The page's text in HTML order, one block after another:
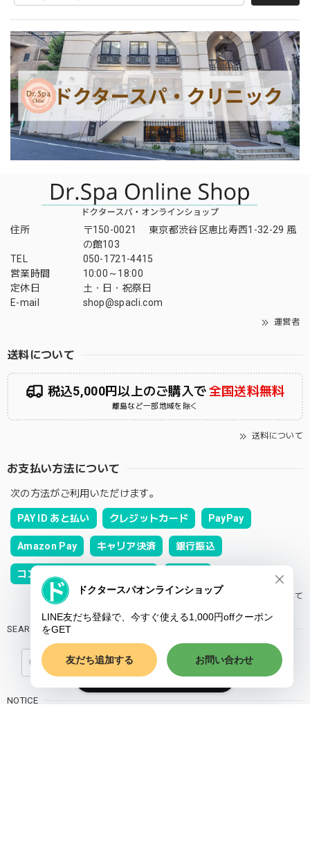
住所
〒150-0021 東京都渋谷区恵比寿西1-32-29 風
の館103
TEL
050-1721-4415
営業時間
10:00～18:00
定休日
土・日・祝祭日
E-mail
shop@spacli.com
運営者
送料について
税込5,000円以上のご購入で全国送料無料
離島など一部地域を除く
送料について
お支払い方法について
次の方法がご利用いただけます。
PAY ID あと払い クレジットカード PayPay
Amazon Pay キャリア決済 銀行振込
コンビニ決済またはPay-easy
お支払い方法について
SEARCH
NOTICE
ショップに質問する